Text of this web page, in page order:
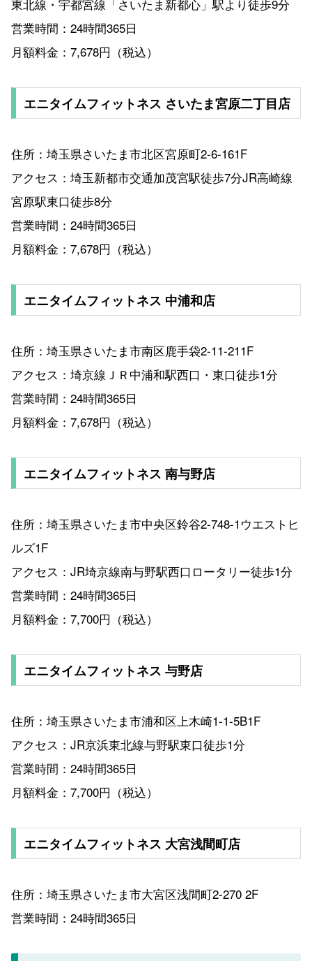
東北線・宇都宮線「さいたま新都心」駅より徒歩9分
営業時間：24時間365日
月額料金：7,678円（税込）
エニタイムフィットネス さいたま宮原二丁目店
住所：埼玉県さいたま市北区宮原町2-6-161F
アクセス：埼玉新都市交通加茂宮駅徒歩7分JR高崎線
宮原駅東口徒歩8分
営業時間：24時間365日
月額料金：7,678円（税込）
エニタイムフィットネス 中浦和店
住所：埼玉県さいたま市南区鹿手袋2-11-211F
アクセス：埼京線ＪＲ中浦和駅西口・東口徒歩1分
営業時間：24時間365日
月額料金：7,678円（税込）
エニタイムフィットネス 南与野店
住所：埼玉県さいたま市中央区鈴谷2-748-1ウエストヒ
ルズ1F
アクセス：JR埼京線南与野駅西口ロータリー徒歩1分
営業時間：24時間365日
月額料金：7,700円（税込）
エニタイムフィットネス 与野店
住所：埼玉県さいたま市浦和区上木崎1-1-5B1F
アクセス：JR京浜東北線与野駅東口徒歩1分
営業時間：24時間365日
月額料金：7,700円（税込）
エニタイムフィットネス 大宮浅間町店
住所：埼玉県さいたま市大宮区浅間町2-270 2F
営業時間：24時間365日